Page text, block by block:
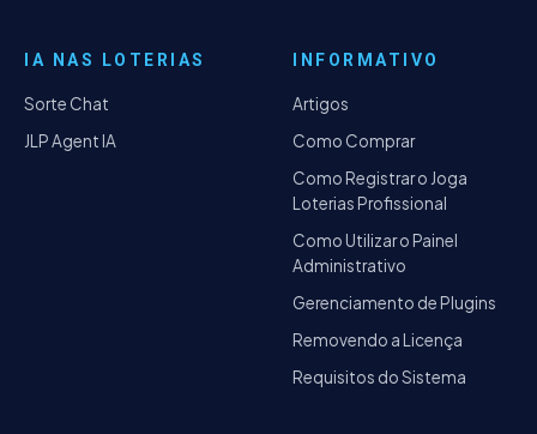
IA NAS LOTERIAS
Sorte Chat
JLP Agent IA
INFORMATIVO
Artigos
Como Comprar
Como Registrar o Joga
Loterias Profissional
Como Utilizar o Painel
Administrativo
Gerenciamento de Plugins
Removendo a Licença
Requisitos do Sistema